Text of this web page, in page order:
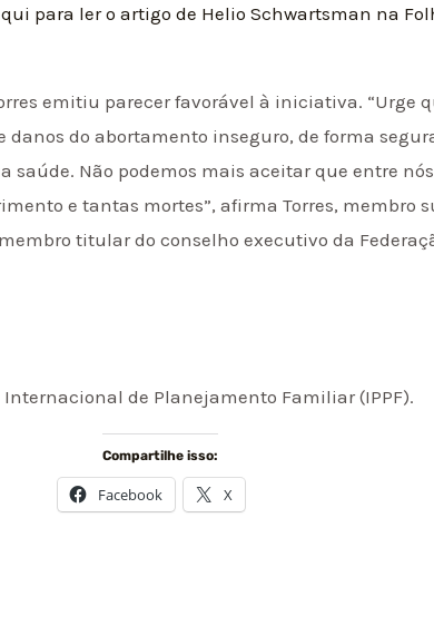
para ler o artigo de Helio Schwartsman na
emitiu parecer favorável à iniciativa. “Urge
danos do abortamento inseguro, de forma
saúde. Não podemos mais aceitar que entre
e tantas mortes”, afirma Torres, membro
titular do conselho executivo da
de Planejamento Familiar (IPPF).
Compartilhe isso:
Facebook X